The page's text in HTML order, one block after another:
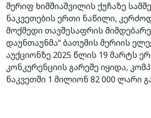
შერიფ ხიმშიაშვილის ქუჩაზე
ნაკვეთების ერთი ნაწილი,
მოქმედი თავშესაფრის
დაუნთაუნმა“ ბათუმის მერიის
აუქციონზე 2025 წლის 19 მარტს
კონკურენციის გარეშე იყიდა,
ნაკვეთში 1 მილიონ 82 000 ლარი